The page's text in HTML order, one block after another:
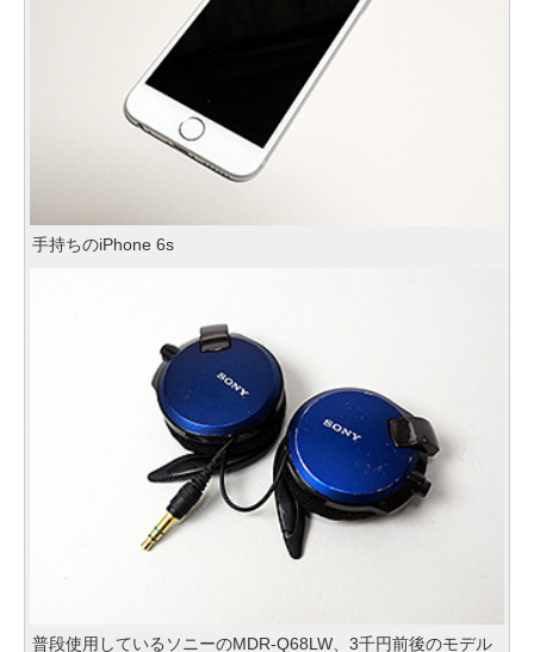
手持ちのiPhone 6s
普段使用しているソニーのMDR-Q68LW、3千円前後のモデル